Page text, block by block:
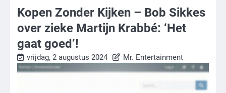
Kopen Zonder Kijken – Bob Sikkes
over zieke Martijn Krabbé: ‘Het
gaat goed’!
vrijdag, 2 augustus 2024 Mr. Entertainment